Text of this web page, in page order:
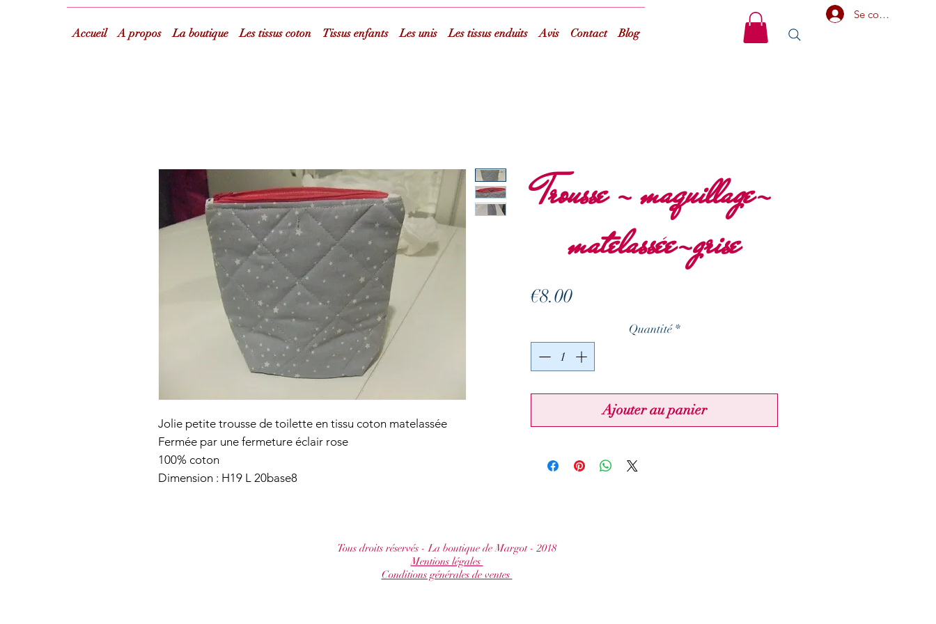
Accueil A propos La boutique Les tissus coton Tissus enfants Les unis Les tissus enduits Avis Contact Blog
Se connecter
Jolie petite trousse de toilette en tissu coton matelassée
Fermée par une fermeture éclair rose
100% coton
Dimension : H19 L 20base8
Trousse - maquillage-
matelassée-grise
€8.00Prix
Quantité *
Ajouter au panier
Tous droits réservés - La boutique de Margot - 2018
Mentions légales
Conditions générales de ventes